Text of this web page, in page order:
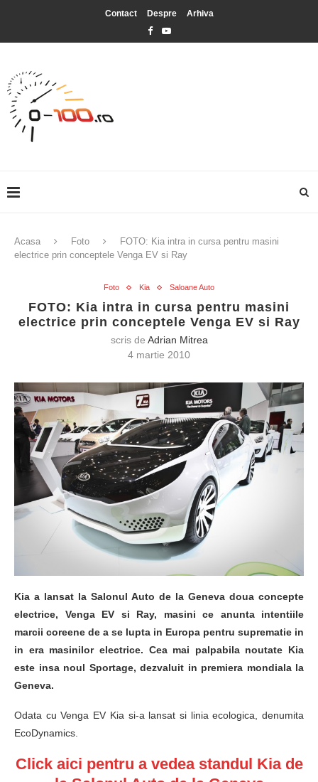
Contact Despre Arhiva
Acasa Foto
FOTO: Kia intra in cursa pentru masini
electrice prin conceptele Venga EV si Ray
Foto Kia Saloane Auto
FOTO: Kia intra in cursa pentru masini
electrice prin conceptele Venga EV si Ray
scris de Adrian Mitrea
4 martie 2010
Kia a lansat la Salonul Auto de la Geneva doua concepte
electrice, Venga EV si Ray, masini ce anunta intentiile
marcii coreene de a se lupta in Europa pentru suprematie in
in era masinilor electrice. Cea mai palpabila noutate Kia
este insa noul Sportage, dezvaluit in premiera mondiala la
Geneva.
Odata cu Venga EV Kia si-a lansat si linia ecologica, denumita
EcoDynamics.
Click aici pentru a vedea standul Kia de